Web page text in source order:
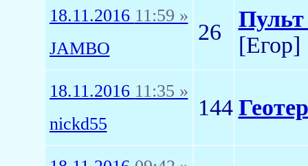
18.11.2016 11:59 »
JAMBO
26
Пульт
[Егор]
18.11.2016 11:35 »
nickd55
144